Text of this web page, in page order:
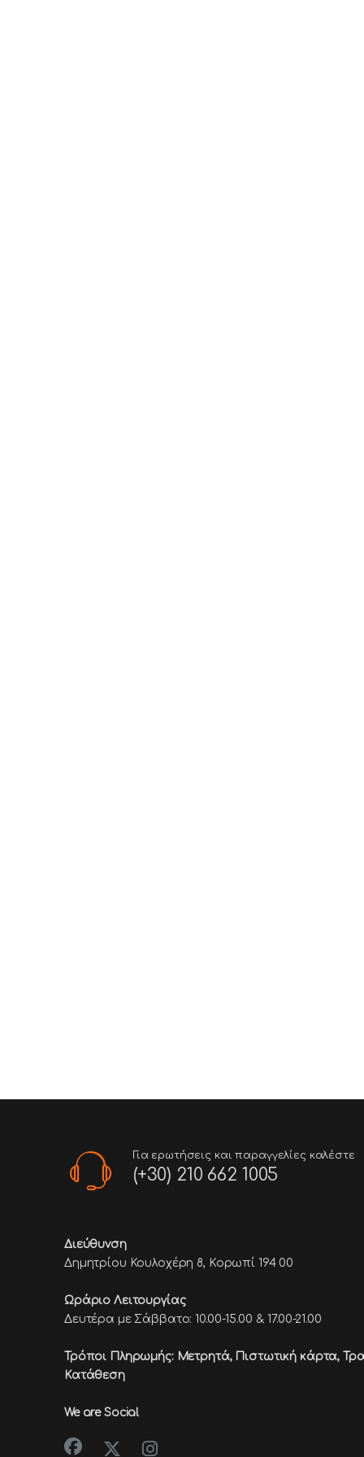
Για ερωτήσεις και παραγγελίες καλέστε
(+30) 210 662 1005
Διεύθυνση
Δημητρίου Κουλοχέρη 8, Κορωπί 194 00
Ωράριο Λειτουργίας
Δευτέρα με Σάββατο: 10.00-15.00 & 17.00-21.00
Τρόποι Πληρωμής: Μετρητά, Πιστωτική κάρτα,
Κατάθεση
We are Social